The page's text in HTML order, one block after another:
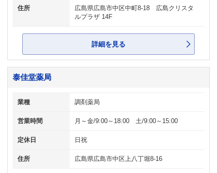
住所
広島県広島市中区中町8-18 広島クリスタ
ルプラザ 14F
詳細を見る
泰佳堂薬局
業種 調剤薬局
営業時間 月～金/9:00～18:00 土/9:00～15:00
定休日 日祝
住所 広島県広島市中区上八丁堀8-16